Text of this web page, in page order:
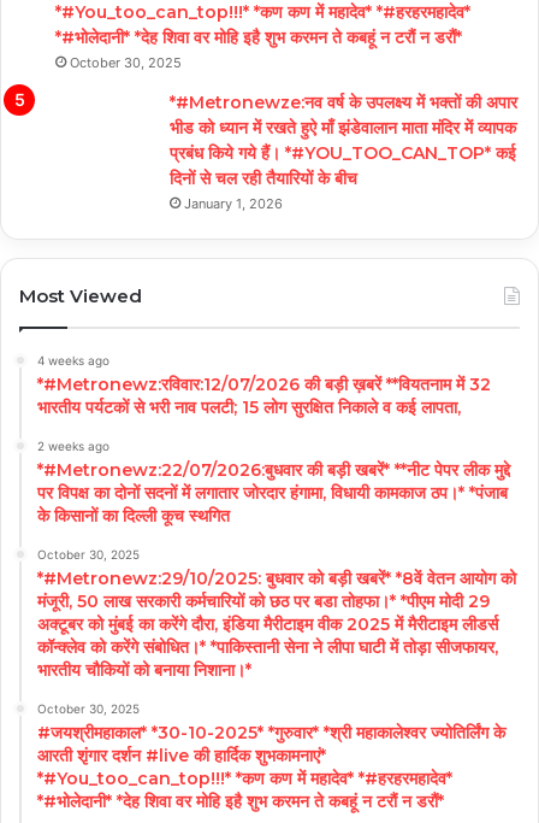
*#You_too_can_top!!!* *कण कण में महादेव* *#हरहरमहादेव*
*#भोलेदानी* *देह शिवा वर मोहि इहै शुभ करमन ते कबहूं न टरौं न डरौं*
October 30, 2025
*#Metronewze:नव वर्ष के उपलक्ष्य में भक्तों की अपार
भीड को ध्यान में रखते हुऐ माँ झंडेवालान माता मंदिर में व्यापक
प्रबंध किये गये हैं। *#YOU_TOO_CAN_TOP* कई
दिनों से चल रही तैयारियों के बीच
January 1, 2026
Most Viewed
4 weeks ago
*#Metronewz:रविवार:12/07/2026 की बड़ी ख़बरें **वियतनाम में 32
भारतीय पर्यटकों से भरी नाव पलटी; 15 लोग सुरक्षित निकाले व कई लापता,
2 weeks ago
*#Metronewz:22/07/2026:बुधवार की बड़ी खबरें* **नीट पेपर लीक मुद्दे
पर विपक्ष का दोनों सदनों में लगातार जोरदार हंगामा, विधायी कामकाज ठप।* *पंजाब
के किसानों का दिल्ली कूच स्थगित
October 30, 2025
*#Metronewz:29/10/2025: बुधवार को बड़ी खबरें* *8वें वेतन आयोग को
मंजूरी, 50 लाख सरकारी कर्मचारियों को छठ पर बडा तोहफा।* *पीएम मोदी 29
अक्टूबर को मुंबई का करेंगे दौरा, इंडिया मैरीटाइम वीक 2025 में मैरीटाइम लीडर्स
कॉन्क्लेव को करेंगे संबोधित।* *पाकिस्तानी सेना ने लीपा घाटी में तोड़ा सीजफायर,
भारतीय चौकियों को बनाया निशाना।*
October 30, 2025
#जयश्रीमहाकाल* *30-10-2025* *गुरुवार* *श्री महाकालेश्वर ज्योतिर्लिंग के
आरती शृंगार दर्शन #live की हार्दिक शुभकामनाएं*
*#You_too_can_top!!!* *कण कण में महादेव* *#हरहरमहादेव*
*#भोलेदानी* *देह शिवा वर मोहि इहै शुभ करमन ते कबहूं न टरौं न डरौं*